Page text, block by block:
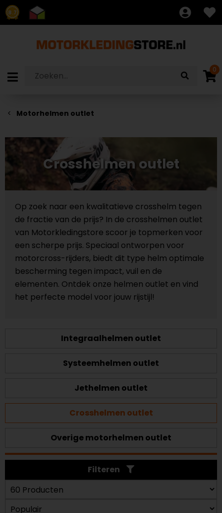
8.7
0
Motorhelmen outlet
Crosshelmen outlet
Op zoek naar een kwalitatieve crosshelm tegen
de fractie van de prijs? In de crosshelmen outlet
van Motorkledingstore scoor je topmerken voor
een scherpe prijs. Speciaal ontworpen voor
motorcross-rijders, biedt dit type helm optimale
bescherming tegen impact, vuil en de
elementen. Ontdek onze helmen outlet en vind
het perfecte model voor jouw rijstijl!
Integraalhelmen outlet
Systeemhelmen outlet
Jethelmen outlet
Crosshelmen outlet
Overige motorhelmen outlet
Filteren